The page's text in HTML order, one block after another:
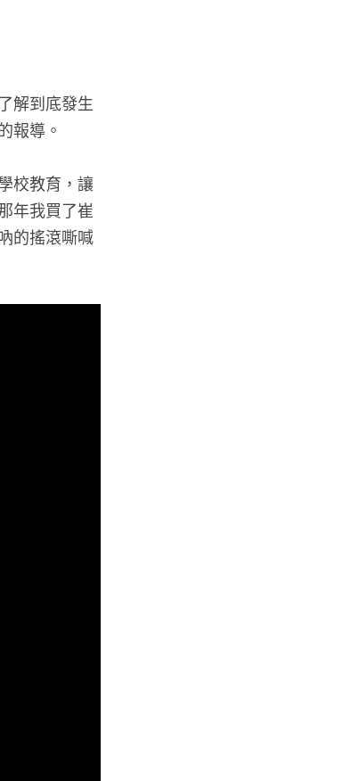
解到底發生
報導。
校教育，讓
年我買了崔
的搖滾嘶喊